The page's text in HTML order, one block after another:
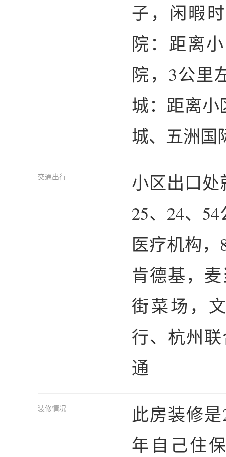
子，闲暇
院：距离
院，3公里
城：距离小
城、五洲国
交通出行
小区出口处
25、24、
医疗机构
肯德基，
街菜场，
行、杭州
通
装修情况
此房装修
年自己住